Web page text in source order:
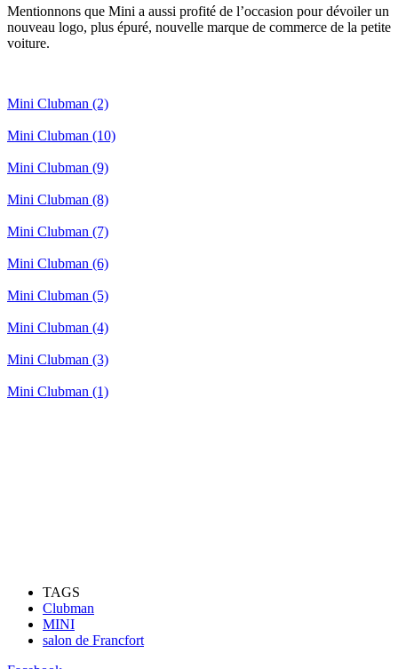
Mentionnons que Mini a aussi profité de l’occasion pour dévoiler un
nouveau logo, plus épuré, nouvelle marque de commerce de la petite
voiture.
Mini Clubman (2)
Mini Clubman (10)
Mini Clubman (9)
Mini Clubman (8)
Mini Clubman (7)
Mini Clubman (6)
Mini Clubman (5)
Mini Clubman (4)
Mini Clubman (3)
Mini Clubman (1)
TAGS
Clubman
MINI
salon de Francfort